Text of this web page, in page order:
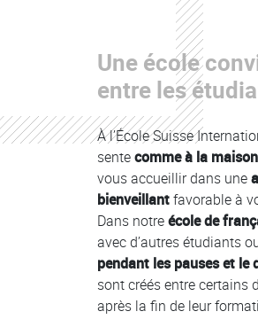
Colonne
Une école
entre les
À l’École Suisse
sentecomme à la maison
vous accueillir dans une
bienveillantfavorable à
Dans notreécole de
avec d’autres étudiants
pendant les pauses et le
sont créés entre certains
après la fin de leur